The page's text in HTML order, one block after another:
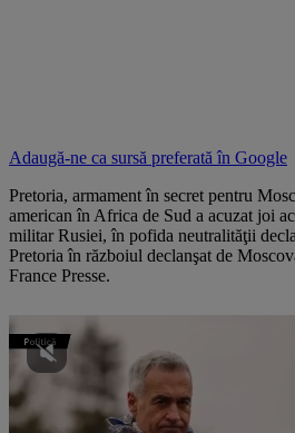
Adaugă-ne ca sursă preferată în Google
Pretoria, armament în secret pentru
american în Africa de Sud a acuzat joi
militar Rusiei, în pofida neutralităţii
Pretoria în războiul declanşat de
France Presse.